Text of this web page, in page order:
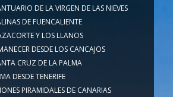
DE LA VIRGEN DE LAS NIEVES
DE FUENCALIENTE
Y LOS LLANOS
DESDE LOS CANCAJOS
CRUZ DE LA PALMA
DESDE TENERIFE
PIRAMIDALES DE CANARIAS